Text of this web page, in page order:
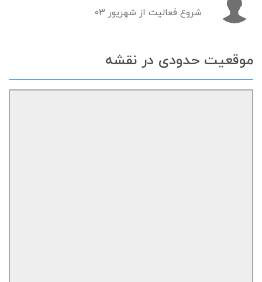
شروع فعالیت از شهریور ۰۳
موقعیت حدودی در نقشه